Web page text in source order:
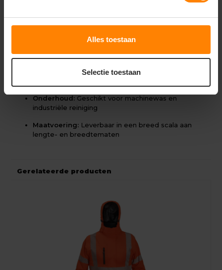
Alles toestaan
Selectie toestaan
Functionaliteit:Voorzien van kniezakken en
diverse gereedschapszakken
Duurzaamheid:Versterkte stiksels op
spanningspunten
Dubbele duimstokzak en ruime dijbeenzak
Onderhoud: Geschikt voor machinewas en
industriële reiniging
Maatvoering: Leverbaar in een breed scala aan
lengte- en breedtematen
Gerelateerde producten